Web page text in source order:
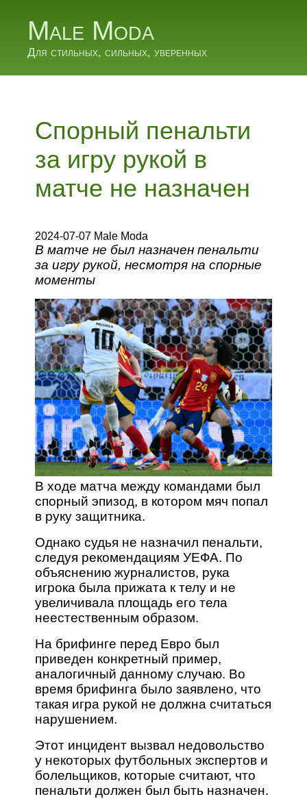
Male Moda
Для стильных, сильных, уверенных
Спорный пенальти
за игру рукой в
матче не назначен
2024-07-07 Male Moda
В матче не был назначен пенальти
за игру рукой, несмотря на спорные
моменты
В ходе матча между командами был
спорный эпизод, в котором мяч попал
в руку защитника.
Однако судья не назначил пенальти,
следуя рекомендациям УЕФА. По
объяснению журналистов, рука
игрока была прижата к телу и не
увеличивала площадь его тела
неестественным образом.
На брифинге перед Евро был
приведен конкретный пример,
аналогичный данному случаю. Во
время брифинга было заявлено, что
такая игра рукой не должна считаться
нарушением.
Этот инцидент вызвал недовольство
у некоторых футбольных экспертов и
болельщиков, которые считают, что
пенальти должен был быть назначен.